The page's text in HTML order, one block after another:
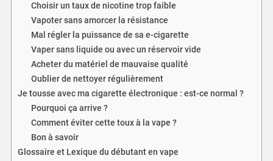
Choisir un taux de nicotine trop faible
Vapoter sans amorcer la résistance
Mal régler la puissance de sa e-cigarette
Vaper sans liquide ou avec un réservoir vide
Acheter du matériel de mauvaise qualité
Oublier de nettoyer régulièrement
Je tousse avec ma cigarette électronique : est-ce normal ?
Pourquoi ça arrive ?
Comment éviter cette toux à la vape ?
Bon à savoir
Glossaire et Lexique du débutant en vape